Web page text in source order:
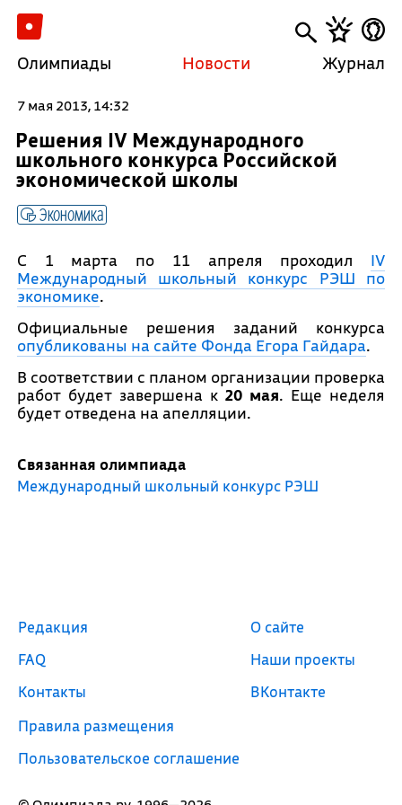
Олимпиады Новости Журнал
7 мая 2013, 14:32
Решения IV Международного
школьного конкурса Российской
экономической школы
Экономика
С 1 марта по 11 апреля проходил IV
Международный школьный конкурс РЭШ по
экономике.
Официальные решения заданий конкурса
опубликованы на сайте Фонда Егора Гайдара.
В соответствии с планом организации проверка
работ будет завершена к 20 мая. Еще неделя
будет отведена на апелляции.
Связанная олимпиада
Международный школьный конкурс РЭШ
Редакция
FAQ
Контакты
Правила размещения
Пользовательское соглашение
О сайте
Наши проекты
ВКонтакте